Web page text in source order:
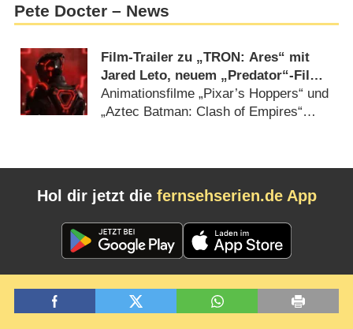
Pete Docter – News
Film-Trailer zu „TRON: Ares“ mit
Jared Leto, neuem „Predator“-Film
und „Mortal Kombat“-Sequel
Animationsfilme „Pixar’s Hoppers“ und
„Aztec Batman: Clash of Empires“
Hol dir jetzt die fernsehserien.de App